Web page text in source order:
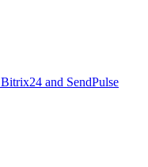
Bitrix24 and SendPulse